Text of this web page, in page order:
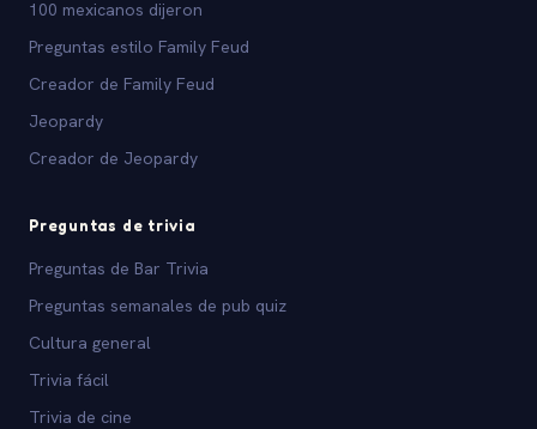
100 mexicanos dijeron
Preguntas estilo Family Feud
Creador de Family Feud
Jeopardy
Creador de Jeopardy
Preguntas de trivia
Preguntas de Bar Trivia
Preguntas semanales de pub quiz
Cultura general
Trivia fácil
Trivia de cine